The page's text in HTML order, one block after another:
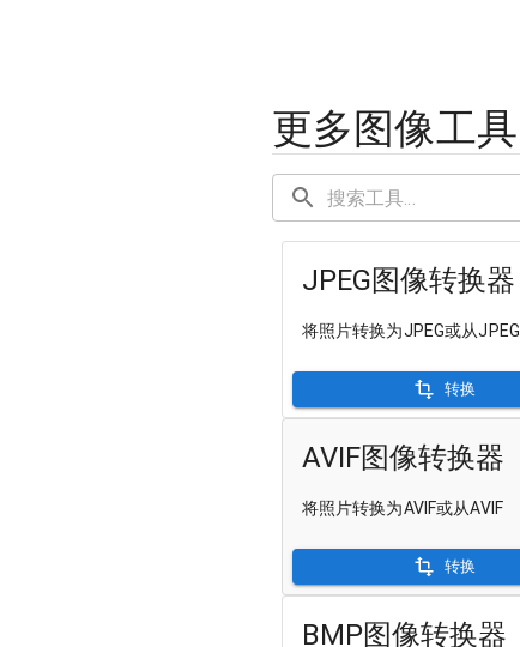
更多图像工具
JPEG图像转换器
将照片转换为JPEG或从JPEG
转换
AVIF图像转换器
将照片转换为AVIF或从AVIF
转换
BMP图像转换器